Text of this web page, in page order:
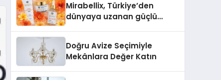
Mirabellix, Türkiye’den
dünyaya uzanan güçlü
Doğru Avize Seçimiyle
Mekânlara Değer Katın